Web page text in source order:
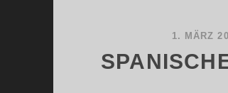
1. MÄRZ